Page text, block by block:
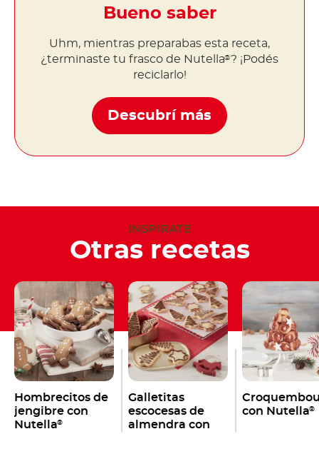
Bueno saber
Uhm, mientras preparabas esta receta,
¿terminaste tu frasco de Nutella®? ¡Podés
reciclarlo!
Descubrí más
INSPIRATE
Otras recetas
Hombrecitos de
jengibre con
Nutella®
Galletitas
escocesas de
almendra con
con Nutella®